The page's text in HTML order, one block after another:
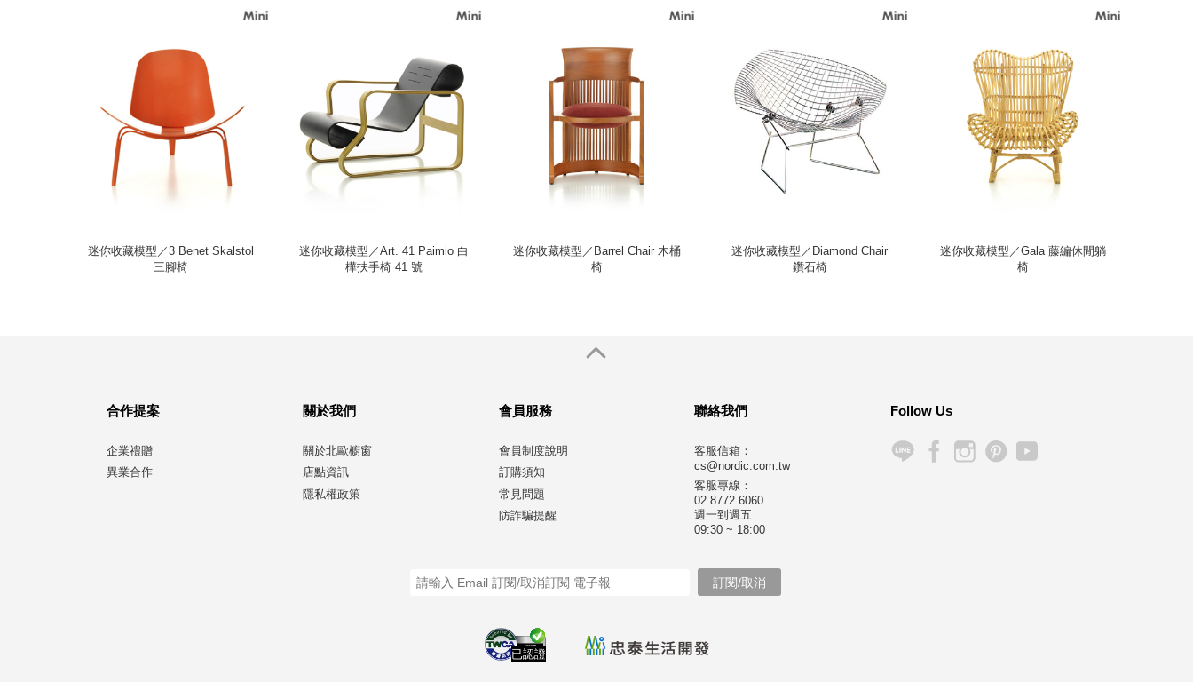
迷你收藏模型／3 Benet Skalstol
三腳椅
迷你收藏模型／Art. 41 Paimio 白
樺扶手椅 41 號
迷你收藏模型／Barrel Chair 木桶
椅
迷你收藏模型／Diamond Chair
鑽石椅
迷你收藏模型／Gala 藤編休閒躺
椅
合作提案
企業禮贈
異業合作
關於我們
關於北歐櫥窗
店點資訊
隱私權政策
會員服務
會員制度說明
訂購須知
常見問題
防詐騙提醒
聯絡我們
客服信箱：
cs@nordic.com.tw
客服專線：
02 8772 6060
週一到週五
09:30 ~ 18:00
Follow Us
已認證